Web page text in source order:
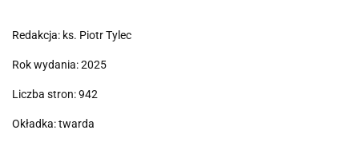
Redakcja: ks. Piotr Tylec
Rok wydania: 2025
Liczba stron: 942
Okładka: twarda